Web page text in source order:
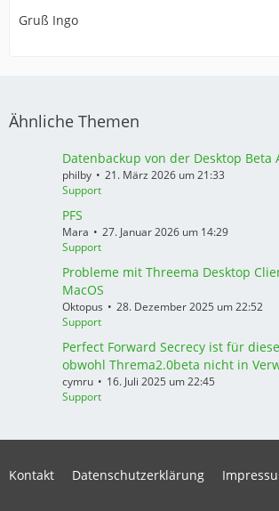
Gruß Ingo
Ähnliche Themen
Datenbackup von der Desktop Beta
philby
21. März 2026 um 21:33
Support
PFS
Mara
27. Januar 2026 um 14:29
Support
Probleme mit Threema Desktop
MacOS
Oktopus
28. Dezember 2025 um 22:52
Support
Perfect Forward Secrecy ist für
obwohl Threma2.0beta nicht in
cymru
16. Juli 2025 um 22:45
Support
Kontakt Datenschutzerklärung